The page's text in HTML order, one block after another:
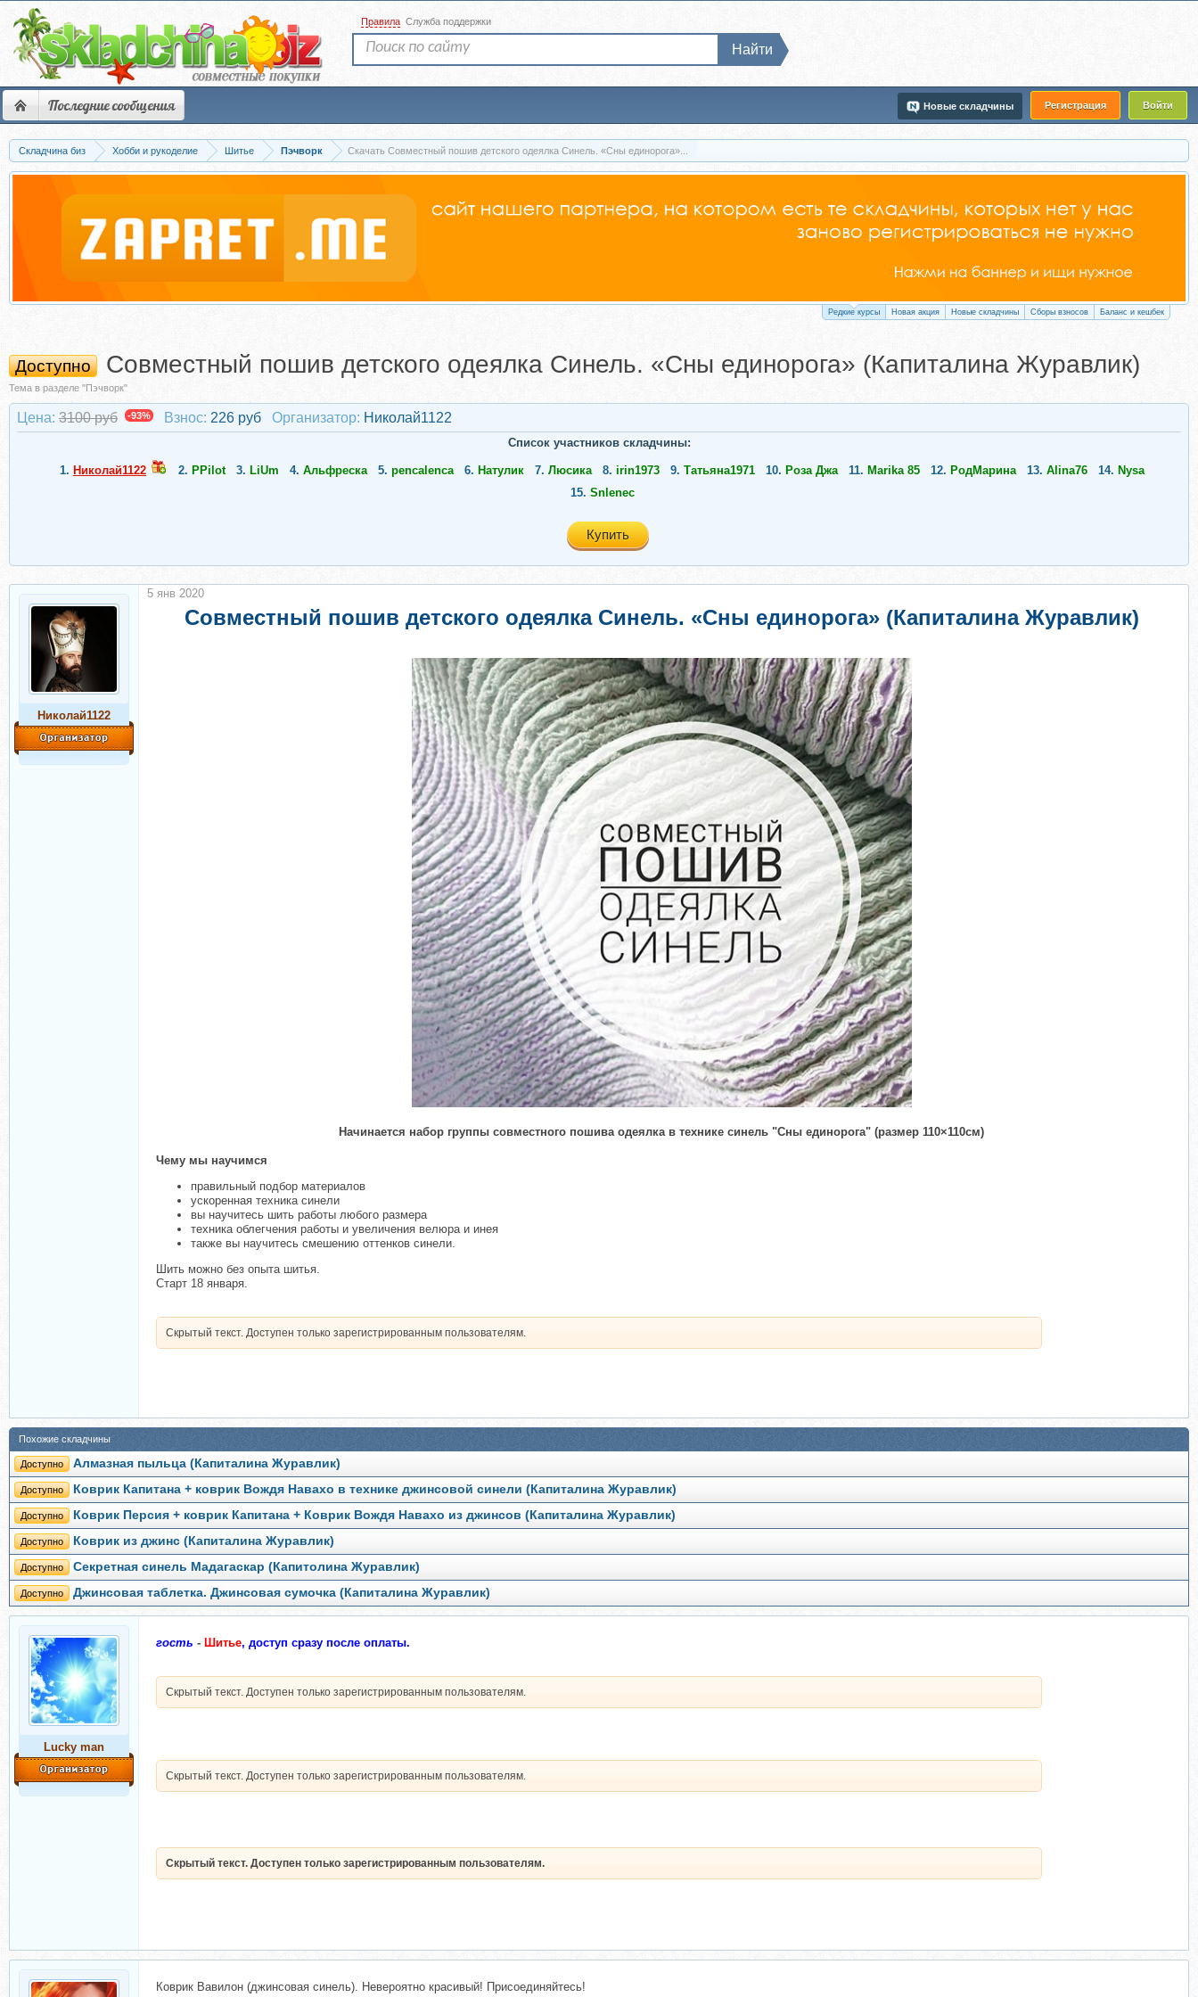
Последние сообщения Регистрация Войти
Новые складчины
Правила Служба поддержки
Найти
Складчина биз Хобби и рукоделие Шитье Пэчворк Скачать Совместный пошив детского одеялка Синель. «Сны единорога»...
Редкие курсы Новая акция Новые складчины Сборы взносов Баланс и кешбек
Доступно Совместный пошив детского одеялка Синель. «Сны единорога» (Капиталина Журавлик)
Тема в разделе "Пэчворк"
Цена: 3100 руб -93% Взнос: 226 руб Организатор: Николай1122
Список участников складчины:
1. Николай1122 2. PPilot 3. LiUm 4. Альфреска 5. pencalenca 6. Натулик 7. Люсика 8. irin1973 9. Татьяна1971 10. Роза Джа 11. Marika 85 12. РодМарина 13. Alina76 14. Nysa
15. Snlenec
Купить
Николай1122
Совместный пошив детского одеялка Синель. «Сны единорога» (Капиталина Журавлик)
Начинается набор группы совместного пошива одеялка в технике синель "Сны единорога" (размер 110×110см)
Чему мы научимся
правильный подбор материалов
ускоренная техника синели
вы научитесь шить работы любого размера
техника облегчения работы и увеличения велюра и инея
также вы научитесь смешению оттенков синели.
Шить можно без опыта шитья.
Старт 18 января.
Скрытый текст. Доступен только зарегистрированным пользователям.
5 янв 2020
Похожие складчины
Доступно Алмазная пыльца (Капиталина Журавлик)
Доступно Коврик Капитана + коврик Вождя Навахо в технике джинсовой синели (Капиталина Журавлик)
Доступно Коврик Персия + коврик Капитана + Коврик Вождя Навахо из джинсов (Капиталина Журавлик)
Доступно Коврик из джинс (Капиталина Журавлик)
Доступно Секретная синель Мадагаскар (Капитолина Журавлик)
Доступно Джинсовая таблетка. Джинсовая сумочка (Капиталина Журавлик)
Lucky man
гость - Шитье, доступ сразу после оплаты.
Скрытый текст. Доступен только зарегистрированным пользователям.
Скрытый текст. Доступен только зарегистрированным пользователям.
Скрытый текст. Доступен только зарегистрированным пользователям.
Коврик Вавилон (джинсовая синель). Невероятно красивый! Присоединяйтесь!